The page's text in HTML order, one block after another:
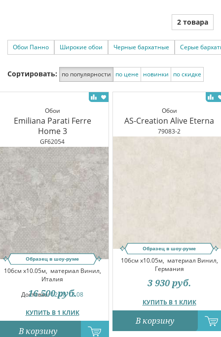
2 товара
Обои Панно Широкие обои Черные бархатные Серые
Сортировать: по популярности по цене новинки по скидке
Обои
Emiliana Parati Ferre
Home 3
GF62054
Образец в шоу-руме
106см x10.05м, материал Винил,
Италия
Доставка:12.08-13.08
КУПИТЬ В 1 КЛИК
16 500 руб.
В корзину
Обои
AS-Creation Alive Eterna
79083-2
Образец в шоу-руме
106см x10.05м, материал Винил,
Германия
КУПИТЬ В 1 КЛИК
3 930 руб.
В корзину